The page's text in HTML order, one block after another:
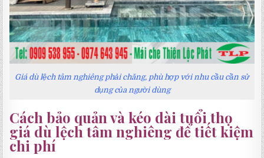
Giá dù lệch tâm nghiêng phải chăng, phù hợp với nhu cầu cần sử
dụng của người dùng
Cách bảo quản và kéo dài tuổi thọ
giá dù lệch tâm nghiêng để tiết kiệm
chi phí